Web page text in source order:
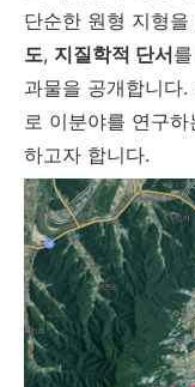
단순한 원형 지형을
도, 지질학적 단서
과물을 공개합니다
로 이분야를 연구
하고자 합니다.